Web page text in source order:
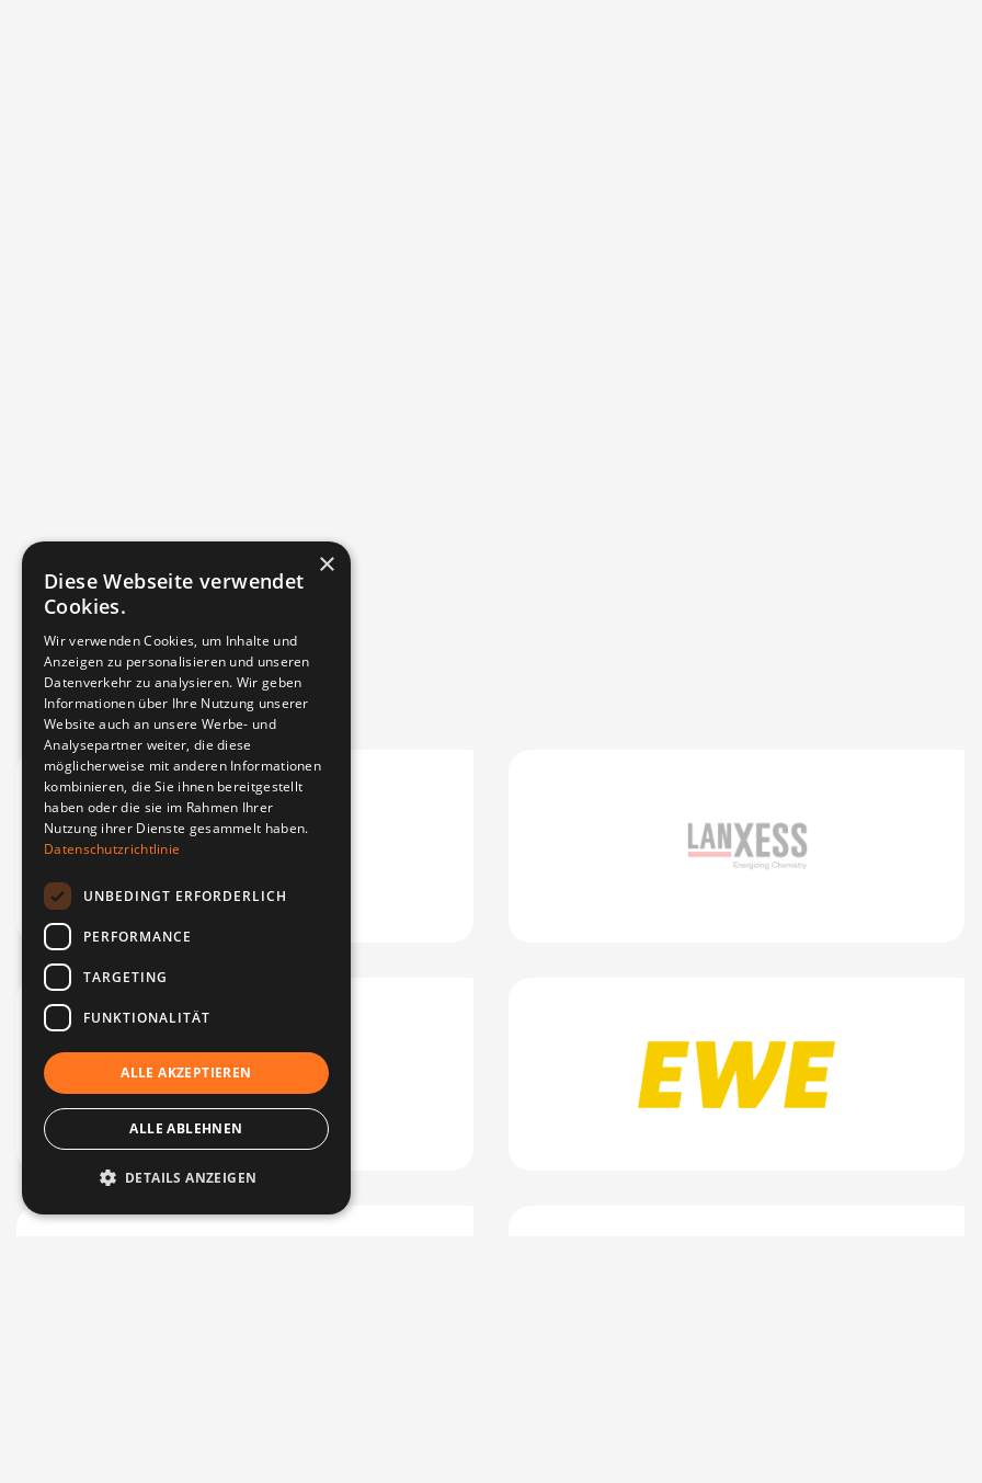
×
Diese Webseite verwendet
Cookies.
Wir verwenden Cookies, um Inhalte und
Anzeigen zu personalisieren und unseren
Datenverkehr zu analysieren. Wir geben
Informationen über Ihre Nutzung unserer
Website auch an unsere Werbe- und
Analysepartner weiter, die diese
möglicherweise mit anderen Informationen
kombinieren, die Sie ihnen bereitgestellt
haben oder die sie im Rahmen Ihrer
Nutzung ihrer Dienste gesammelt haben.
Datenschutzrichtlinie
UNBEDINGT ERFORDERLICH
PERFORMANCE
TARGETING
FUNKTIONALITÄT
ALLE AKZEPTIEREN
ALLE ABLEHNEN
DETAILS ANZEIGEN